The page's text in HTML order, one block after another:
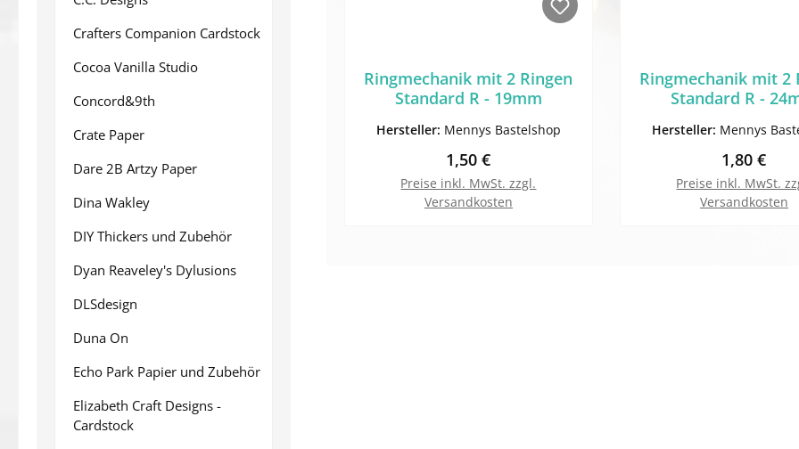
Crafters Companion Cardstock
Cocoa Vanilla Studio
Concord&9th
Crate Paper
Dare 2B Artzy Paper
Dina Wakley
DIY Thickers und Zubehör
Dyan Reaveley's Dylusions
DLSdesign
Duna On
Echo Park Papier und Zubehör
Elizabeth Craft Designs -
Cardstock
Ringmechanik mit 2 Ringen
Standard R - 19mm
Hersteller: Mennys Bastelshop
Regulärer Preis:
1,50 €
Preise inkl. MwSt. zzgl.
Versandkosten
Ringmechanik mit 2
Standard R -
Hersteller: Mennys
Regulärer
1,80 €
Preise inkl. MwSt.
Versandkosten